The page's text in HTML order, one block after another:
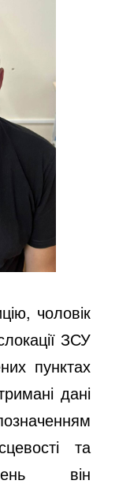
чоловік
ЗСУ
пунктах
дані
та
він